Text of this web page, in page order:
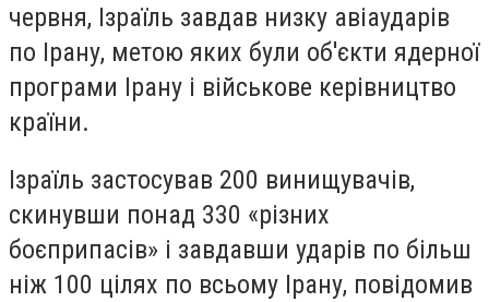
червня, Ізраїль завдав низку авіаударів
по Ірану, метою яких були об'єкти ядерної
програми Ірану і військове керівництво
країни.
Ізраїль застосував 200 винищувачів,
скинувши понад 330 «різних
боєприпасів» і завдавши ударів по більш
ніж 100 цілях по всьому Ірану, повідомив